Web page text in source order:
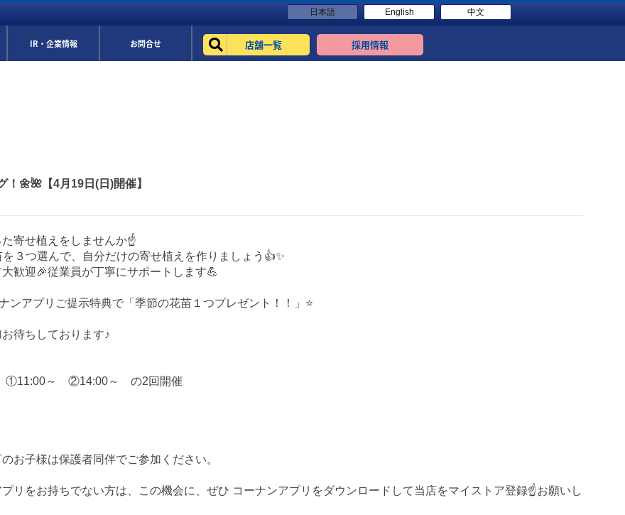
日本語 English 中文
IR・企業情報 お問合せ 店舗一覧 採用情報
🌼🌺【4月19日(日)開催】
た寄せ植えをしませんか☝️
３つ選んで、自分だけの寄せ植えを作りましょう👍✨
歓迎🎉従業員が丁寧にサポートします💪
ンアプリご提示特典で「季節の花苗１つプレゼント！！」⭐
待ちしております♪
①11:00～ ②14:00～ の2回開催
お子様は保護者同伴でご参加ください。
プリをお持ちでない方は、この機会に、ぜひ コーナンアプリをダウンロードして当店をマイストア登録☝️お願いし